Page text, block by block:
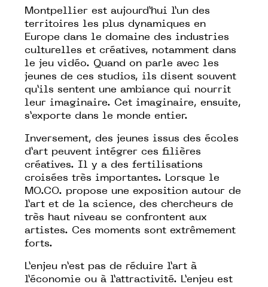
Montpellier est aujourd’hui l’un des
territoires les plus dynamiques en
Europe dans le domaine des industries
culturelles et créatives, notamment dans
le jeu vidéo. Quand on parle avec les
jeunes de ces studios, ils disent souvent
qu’ils sentent une ambiance qui nourrit
leur imaginaire. Cet imaginaire, ensuite,
s’exporte dans le monde entier.
Inversement, des jeunes issus des écoles
d’art peuvent intégrer ces filières
créatives. Il y a des fertilisations
croisées très importantes. Lorsque le
MO.CO. propose une exposition autour de
l’art et de la science, des chercheurs de
très haut niveau se confrontent aux
artistes. Ces moments sont extrêmement
forts.
L’enjeu n’est pas de réduire l’art à
l’économie ou à l’attractivité. L’enjeu est